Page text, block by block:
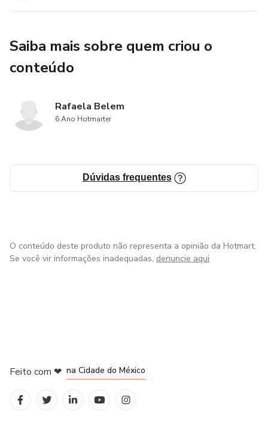
Saiba mais sobre quem criou o
conteúdo
Rafaela Belem
6 Ano Hotmarter
Dúvidas frequentes
O conteúdo deste produto não representa a opinião da Hotmart.
Se você vir informações inadequadas, denuncie aqui
Feito com ❤ na Cidade do México